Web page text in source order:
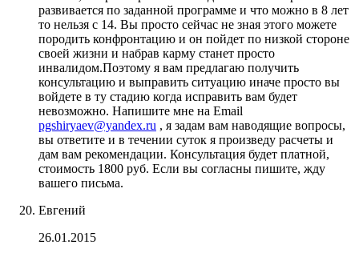
развивается по заданной программе и что можно в 8 лет
то нельзя с 14. Вы просто сейчас не зная этого можете
породить конфронтацию и он пойдет по низкой стороне
своей жизни и набрав карму станет просто
инвалидом.Поэтому я вам предлагаю получить
консультацию и выправить ситуацию иначе просто вы
войдете в ту стадию когда исправить вам будет
невозможно. Напишите мне на Email
pgshiryaev@yandex.ru , я задам вам наводящие вопросы,
вы ответите и в течении суток я произведу расчеты и
дам вам рекомендации. Консультация будет платной,
стоимость 1800 руб. Если вы согласны пишите, жду
вашего письма.
Евгений
26.01.2015